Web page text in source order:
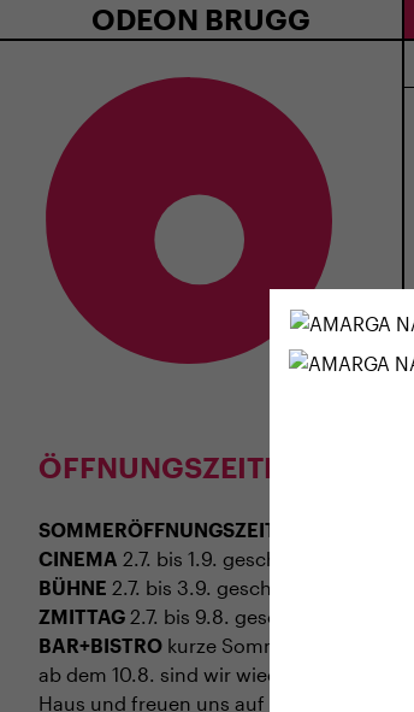
ODEON BRUGG
ÖFFNUNGSZEITEN
SOMMERÖFFNUNGSZEITEN
CINEMA 2.7. bis 1.9. geschlossen
BÜHNE 2.7. bis 3.9. geschlossen
ZMITTAG 2.7. bis 9.8. geschlossen
BAR+BISTRO kurze Sommerpause,
ab dem 10.8. sind wir wieder im
Haus und freuen uns auf euch <3